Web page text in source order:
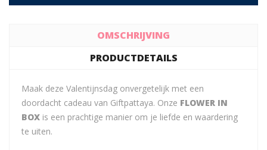
OMSCHRIJVING
PRODUCTDETAILS
Maak deze Valentijnsdag onvergetelijk met een
doordacht cadeau van Giftpattaya. Onze FLOWER IN
BOX is een prachtige manier om je liefde en waardering
te uiten.